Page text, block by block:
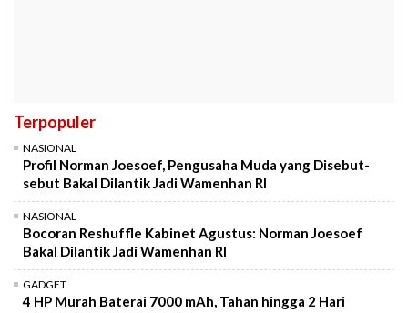
Terpopuler
NASIONAL
Profil Norman Joesoef, Pengusaha Muda yang Disebut-
sebut Bakal Dilantik Jadi Wamenhan RI
NASIONAL
Bocoran Reshuffle Kabinet Agustus: Norman Joesoef
Bakal Dilantik Jadi Wamenhan RI
GADGET
4 HP Murah Baterai 7000 mAh, Tahan hingga 2 Hari